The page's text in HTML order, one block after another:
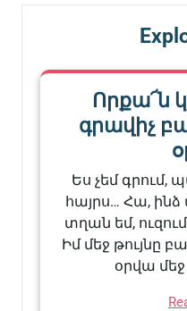
Որքա՜ն
գրավիչ
Ես չեմ գրում,
հայրս… Հա, ինձ
տղան եմ,
Իմ մեջ թույնը
օրվա